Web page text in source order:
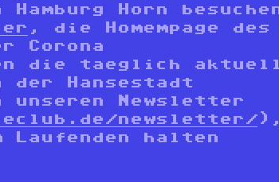
Horn
, die Homempage des
Corona
die taeglich
der Hansestadt
unseren Newsletter
newsletter/
Laufenden halten